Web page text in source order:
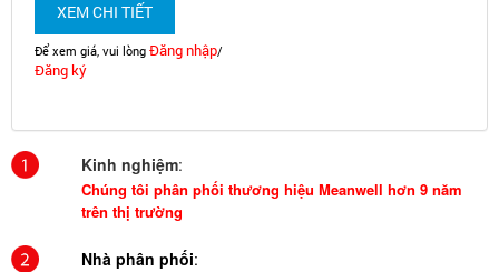
XEM CHI TIẾT
Để xem giá, vui lòng Đăng nhập/
Đăng ký
Kinh nghiệm:
Chúng tôi phân phối thương hiệu Meanwell hơn 9 năm
trên thị trường
Nhà phân phối: